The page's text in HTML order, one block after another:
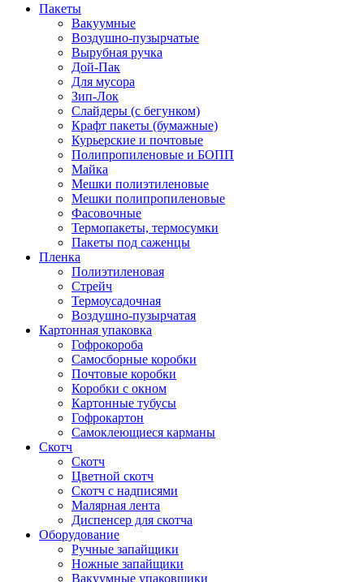
Пакеты
Вакуумные
Воздушно-пузырчатые
Вырубная ручка
Дой-Пак
Для мусора
Зип-Лок
Слайдеры (с бегунком)
Крафт пакеты (бумажные)
Курьерские и почтовые
Полипропиленовые и БОПП
Майка
Мешки полиэтиленовые
Мешки полипропиленовые
Фасовочные
Термопакеты, термосумки
Пакеты под саженцы
Пленка
Полиэтиленовая
Стрейч
Термоусадочная
Воздушно-пузырчатая
Картонная упаковка
Гофрокороба
Самосборные коробки
Почтовые коробки
Коробки с окном
Картонные тубусы
Гофрокартон
Самоклеющиеся карманы
Скотч
Скотч
Цветной скотч
Скотч с надписями
Малярная лента
Диспенсер для скотча
Оборудование
Ручные запайщики
Ножные запайщики
Вакуумные упаковщики